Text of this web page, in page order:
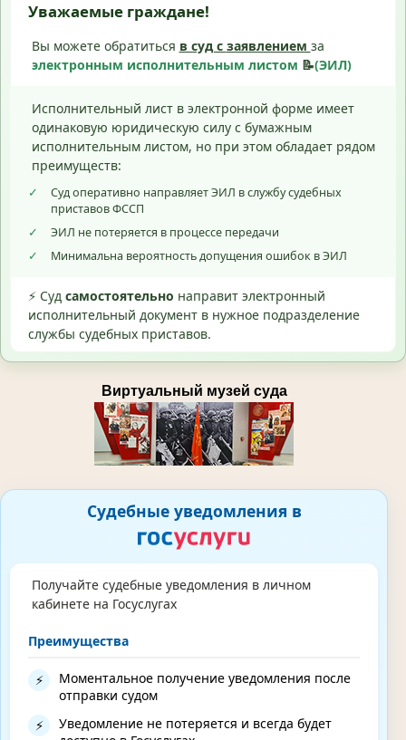
Уважаемые граждане!
Вы можете обратиться в суд с заявлением за
электронным исполнительным листом 📝(ЭИЛ)
Исполнительный лист в электронной форме имеет
одинаковую юридическую силу с бумажным
исполнительным листом, но при этом обладает рядом
преимуществ:
✓
Суд оперативно направляет ЭИЛ в службу судебных
приставов ФССП
✓
ЭИЛ не потеряется в процессе передачи
✓
Минимальна вероятность допущения ошибок в ЭИЛ
⚡ Суд самостоятельно направит электронный
исполнительный документ в нужное подразделение
службы судебных приставов.
Виртуальный музей суда
Судебные уведомления в
Получайте судебные уведомления в личном
кабинете на Госуслугах
Преимущества
⚡
Моментальное получение уведомления после
отправки судом
⚡
Уведомление не потеряется и всегда будет